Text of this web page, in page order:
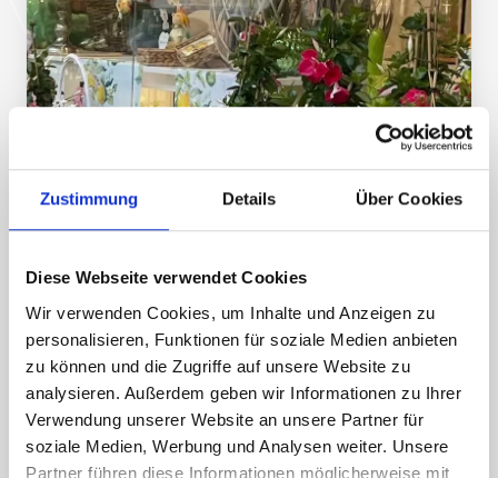
Zustimmung Details Über Cookies
Diese Webseite verwendet Cookies
Wir verwenden Cookies, um Inhalte und Anzeigen zu
personalisieren, Funktionen für soziale Medien anbieten
zu können und die Zugriffe auf unsere Website zu
analysieren. Außerdem geben wir Informationen zu Ihrer
Verwendung unserer Website an unsere Partner für
soziale Medien, Werbung und Analysen weiter. Unsere
Partner führen diese Informationen möglicherweise mit